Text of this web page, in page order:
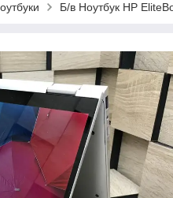
Б/в Ноутбук HP